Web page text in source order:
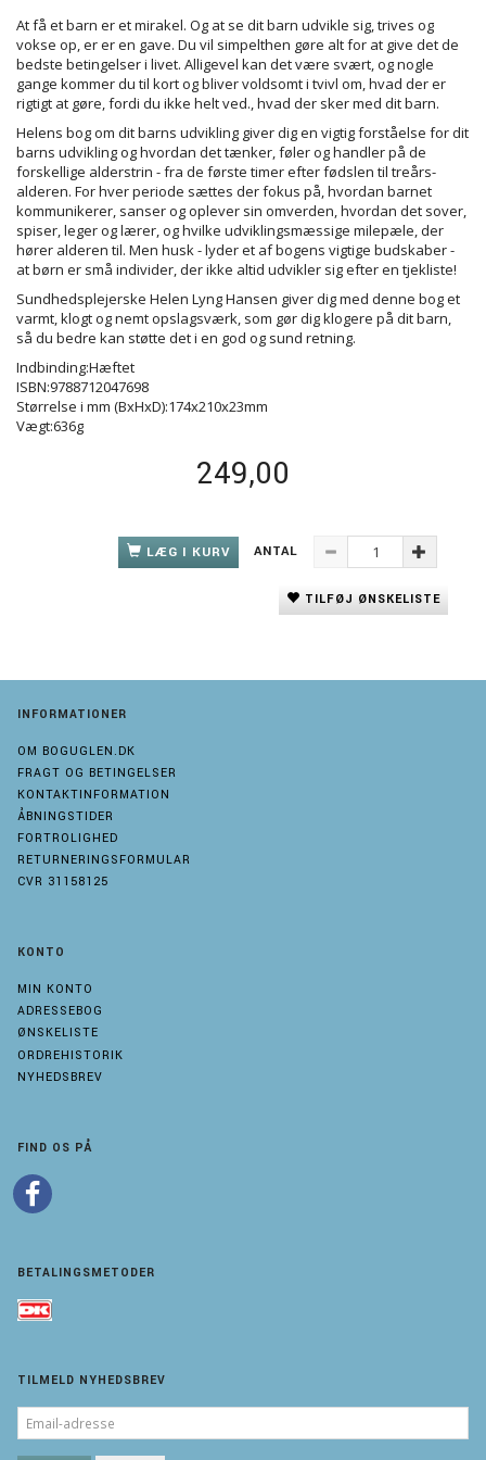
At få et barn er et mirakel. Og at se dit barn udvikle sig, trives og
vokse op, er er en gave. Du vil simpelthen gøre alt for at give det de
bedste betingelser i livet. Alligevel kan det være svært, og nogle
gange kommer du til kort og bliver voldsomt i tvivl om, hvad der er
rigtigt at gøre, fordi du ikke helt ved., hvad der sker med dit barn.
Helens bog om dit barns udvikling giver dig en vigtig forståelse for dit
barns udvikling og hvordan det tænker, føler og handler på de
forskellige alderstrin - fra de første timer efter fødslen til treårs-
alderen. For hver periode sættes der fokus på, hvordan barnet
kommunikerer, sanser og oplever sin omverden, hvordan det sover,
spiser, leger og lærer, og hvilke udviklingsmæssige milepæle, der
hører alderen til. Men husk - lyder et af bogens vigtige budskaber -
at børn er små individer, der ikke altid udvikler sig efter en tjekliste!
Sundhedsplejerske Helen Lyng Hansen giver dig med denne bog et
varmt, klogt og nemt opslagsværk, som gør dig klogere på dit barn,
så du bedre kan støtte det i en god og sund retning.
Indbinding:Hæftet
ISBN:9788712047698
Størrelse i mm (BxHxD):174x210x23mm
Vægt:636g
249,00
LÆG I KURV ANTAL
TILFØJ ØNSKELISTE
INFORMATIONER
OM BOGUGLEN.DK
FRAGT OG BETINGELSER
KONTAKTINFORMATION
ÅBNINGSTIDER
FORTROLIGHED
RETURNERINGSFORMULAR
CVR 31158125
KONTO
MIN KONTO
ADRESSEBOG
ØNSKELISTE
ORDREHISTORIK
NYHEDSBREV
FIND OS PÅ
BETALINGSMETODER
TILMELD NYHEDSBREV
EMAIL-
ADRESSE